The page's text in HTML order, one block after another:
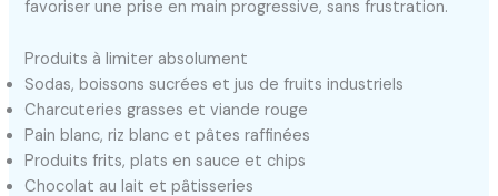
favoriser une prise en main progressive, sans frustration.
Produits à limiter absolument
Sodas, boissons sucrées et jus de fruits industriels
Charcuteries grasses et viande rouge
Pain blanc, riz blanc et pâtes raffinées
Produits frits, plats en sauce et chips
Chocolat au lait et pâtisseries